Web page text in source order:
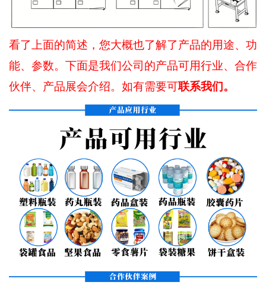
看了上面的简述，您大概也了解了产品的用途、功
能、参数。下面是我们公司的产品可用行业、合作
伙伴、产品展会介绍。如有需要可联系我们。